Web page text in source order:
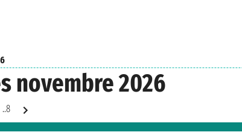
novembre 2026
..8